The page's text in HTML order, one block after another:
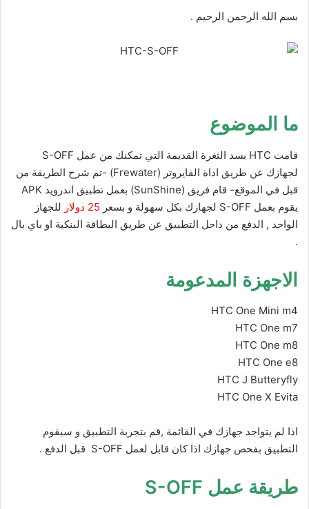
بسم الله الرحمن الرحيم .
ما الموضوع
قامت HTC بسد الثغرة القديمة التي تمكنك من عمل S-OFF
لجهازك عن طريق اداة الفايروتر (Frewater) -تم شرح الطريقة من
قبل في الموقع- قام فريق (SunShine) بعمل تطبيق اندرويد APK
يقوم بعمل S-OFF لجهازك بكل سهولة و بسعر
25 دولار
للجهاز
الواحد , الدفع من داحل التطبيق عن طريق البطاقة البنكية او باي بال
.
الاجهزة المدعومة
HTC One Mini m4
HTC One m7
HTC One m8
HTC One e8
HTC J Butteryfly
HTC One X Evita
اذا لم يتواجد جهازك في القائمة ,قم بتجربة التطبيق و سيقوم
التطبيق بفحص جهازك اذا كان قابل لعمل S-OFF قبل الدفع .
طريقة عمل S-OFF